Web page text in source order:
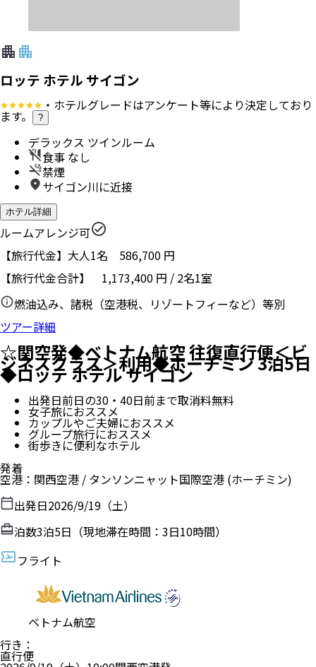
ロッテ ホテル サイゴン
・ホテルグレードはアンケート等により決定しており
ます。 ?
デラックス ツインルーム
食事 なし
禁煙
サイゴン川に近接
ホテル詳細
ルームアレンジ可
【旅行代金】大人1名 586,700 円
【旅行代金合計】 1,173,400 円 / 2名1室
燃油込み、諸税（空港税、リゾートフィーなど）等別
ツアー詳細
☆関空発◆ベトナム航空 往復直行便＜ビ
ジネスクラス＞利用◆ホーチミン 3泊5日
◆ロッテ ホテル サイゴン
出発日前日の30・40日前まで取消料無料
女子旅におススメ
カップルやご夫婦におススメ
グループ旅行におススメ
街歩きに便利なホテル
発着
空港 ： 関西空港 / タンソンニャット国際空港 (ホーチミン)
出発日2026/9/19（土）
泊数3泊5日（現地滞在時間： 3日10時間）
フライト
ベトナム航空
行き ：
直行便